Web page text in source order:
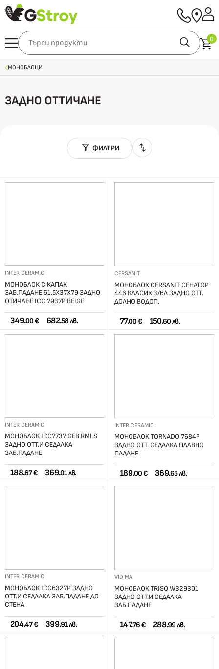
0
МОНОБЛОЦИ
ЗАДНО ОТТИЧАНЕ
ФИЛТРИ
INTER CERAMIC
МОНОБЛОК С КАПАК
ЗАБ.ПАДАНЕ 61.5Х37Х79 ЗАДНО
ОТИЧАНЕ ICC 7937P BEIGE
349.00 € 682.58 лв.
CERSANIT
МОНОБЛОК CERSANIT СЕНАТОР
446 КЛАСИК 3/6Л ЗАДНО ОТТ.
ДОЛНО ВОДОП.
77.00 € 150.60 лв.
INTER CERAMIC
МОНОБЛОК ICC7737 GEB RMLS
ЗАДНО ОТТ.И СЕДАЛКА
ЗАБ.ПАДАНЕ
188.67 € 369.01 лв.
INTER CERAMIC
МОНОБЛОК TORNADO 7684P
ЗАДНО ОТТ. СЕДАЛКА ПЛАВНО
ПАДАНЕ
189.00 € 369.65 лв.
INTER CERAMIC
МОНОБЛОК ICC6327P ЗАДНО
ОТТ.И СЕДАЛКА ЗАБ.ПАДАНЕ ДО
СТЕНА
204.47 € 399.91 лв.
VIDIMA
МОНОБЛОК TRISO W329301
ЗАДНО ОТТ.И СЕДАЛКА
ЗАБ.ПАДАНЕ
147.76 € 288.99 лв.